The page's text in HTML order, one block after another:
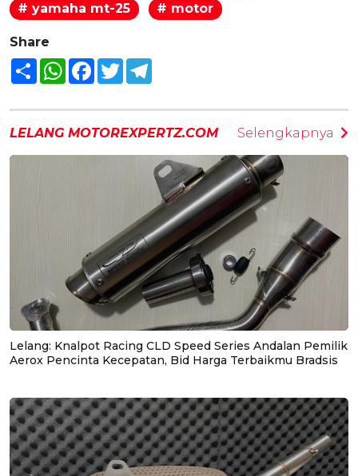
# yamaha mt-25
# motor
Share
Share WhatsAppFacebook
Twitter
LELANG MOTOREXPERTZ.COM Selengkapnya
Lelang: Knalpot Racing CLD Speed Series Andalan Pemilik
Aerox Pencinta Kecepatan, Bid Harga Terbaikmu Bradsis